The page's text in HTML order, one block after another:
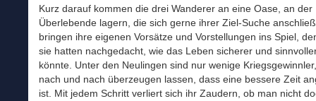
Kurz darauf kommen die drei Wanderer an eine Oase, an der
Überlebende lagern, die sich gerne ihrer Ziel-Suche
bringen ihre eigenen Vorsätze und Vorstellungen ins Spiel,
sie hatten nachgedacht, wie das Leben sicherer und
könnte. Unter den Neulingen sind nur wenige
nach und nach überzeugen lassen, dass eine bessere Zeit
ist. Mit jedem Schritt verliert sich ihr Zaudern, ob man nicht